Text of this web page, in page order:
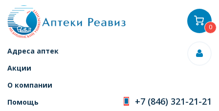
Адреса аптек
Акции
О компании
Помощь
+7 (846) 321-21-21
0